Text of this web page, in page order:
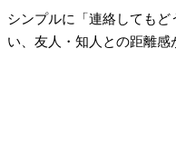
シンプルに「連絡してもど
い、友人・知人との距離感